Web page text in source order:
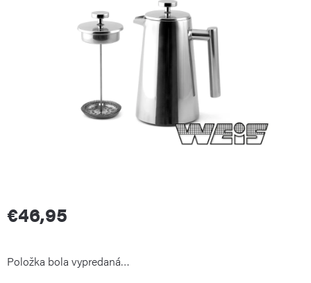
€46,95
Jednotková
Položka bola vypredaná…